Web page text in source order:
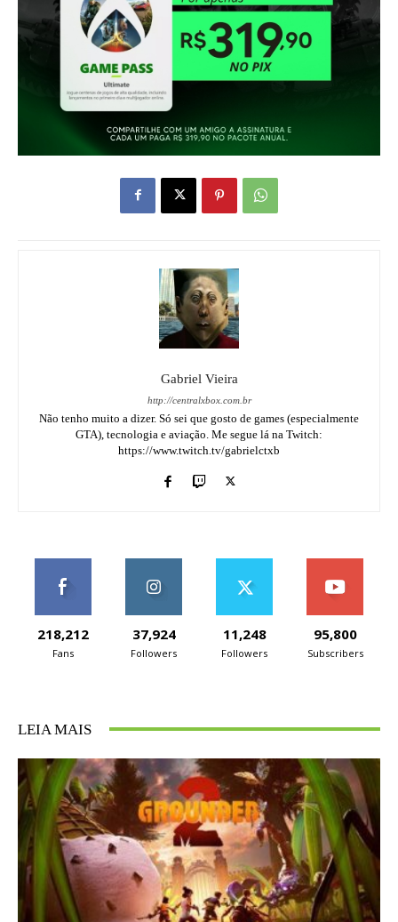
Gabriel Vieira
http://centralxbox.com.br
Não tenho muito a dizer. Só sei que gosto de games (especialmente
GTA), tecnologia e aviação. Me segue lá na Twitch:
https://www.twitch.tv/gabrielctxb
218,212
Fans
37,924
Followers
11,248
Followers
95,800
Subscribers
LEIA MAIS